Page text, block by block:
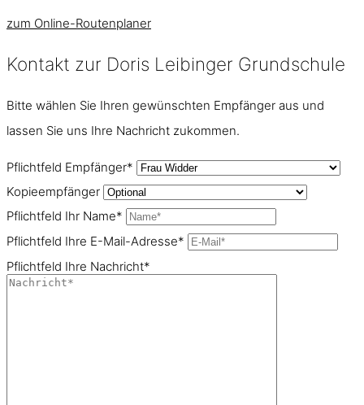
zum Online-Routenplaner
Kontakt zur Doris Leibinger Grundschule
Bitte wählen Sie Ihren gewünschten Empfänger aus und
lassen Sie uns Ihre Nachricht zukommen.
Pflichtfeld Empfänger*
Kopieempfänger
Pflichtfeld Ihr Name*
Pflichtfeld Ihre E-Mail-Adresse*
Pflichtfeld Ihre Nachricht*